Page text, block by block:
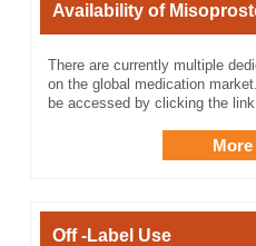
Availability of
There are currently multiple
on the global medication
be accessed by clicking the
Off -Label Use